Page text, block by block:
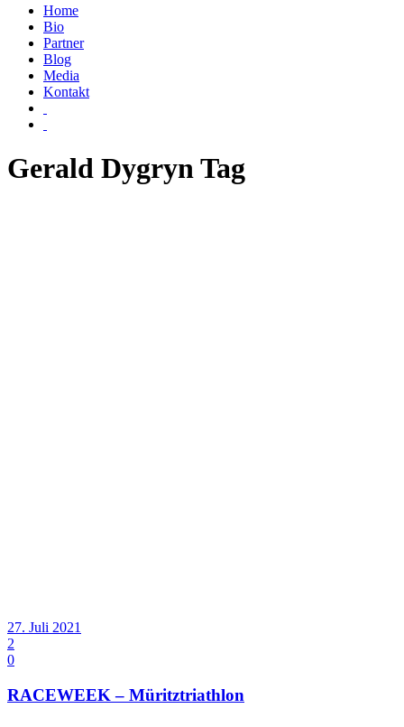
Home
Bio
Partner
Blog
Media
Kontakt
Gerald Dygryn Tag
27. Juli 2021
2
0
RACEWEEK – Müritztriathlon